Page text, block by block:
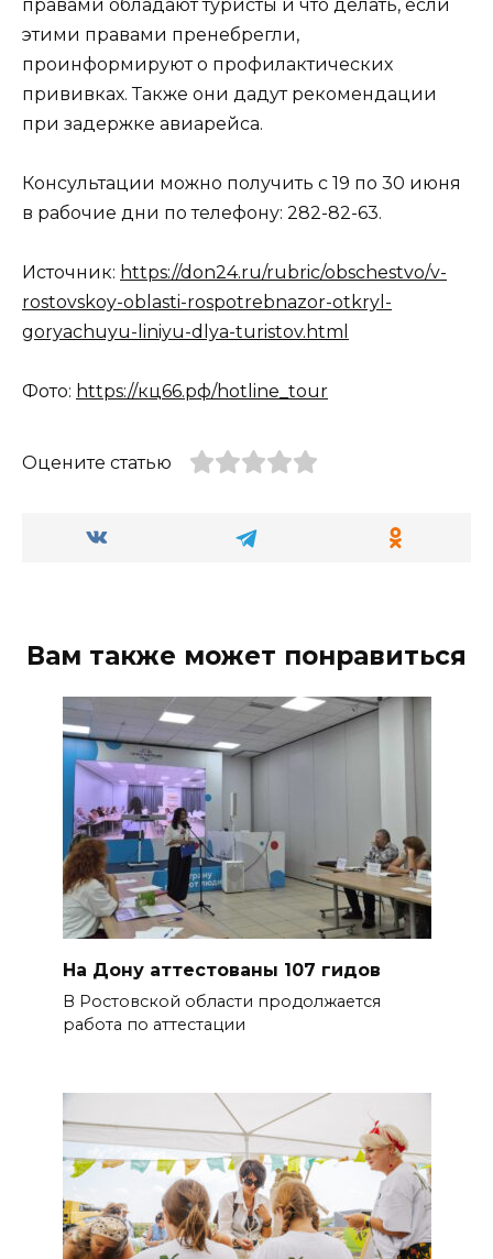
правами обладают туристы и что делать, если
этими правами пренебрегли,
проинформируют о профилактических
прививках. Также они дадут рекомендации
при задержке авиарейса.
Консультации можно получить с 19 по 30 июня
в рабочие дни по телефону: 282-82-63.
Источник: https://don24.ru/rubric/obschestvo/v-
rostovskoy-oblasti-rospotrebnazor-otkryl-
goryachuyu-liniyu-dlya-turistov.html
Фото: https://кц66.рф/hotline_tour
Оцените статью
Вам также может понравиться
На Дону аттестованы 107 гидов
В Ростовской области продолжается
работа по аттестации